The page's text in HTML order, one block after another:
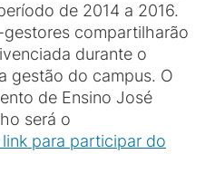
de 2014 a 2016.
compartilharão
durante o
gestão do campus. O
de Ensino José
será o
para participar do